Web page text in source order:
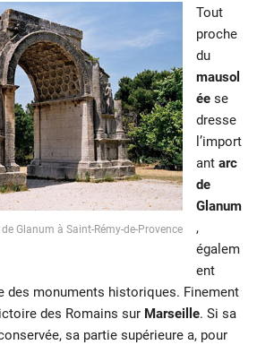
Glanum à Saint-Rémy-de-Provence
Tout
proche
du
mausol
ée se
dresse
l’import
ant arc
de
Glanum
,
égalem
ent
des monuments historiques. Finement
des Romains sur Marseille. Si sa
sa partie supérieure a, pour